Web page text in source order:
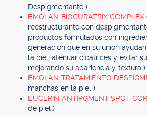
Despigmentante )
EMOLAN BIOCURATRIX COMPLEX
reestructurante con
productos formulados con
generación que en su unión
la piel, atenuar cicatrices y evitar
mejorando su apariencia y textura )
EMOLAN TRATAMIENTO
manchas en la piel )
EUCERIN ANTIPGMENT SPOT
de piel )